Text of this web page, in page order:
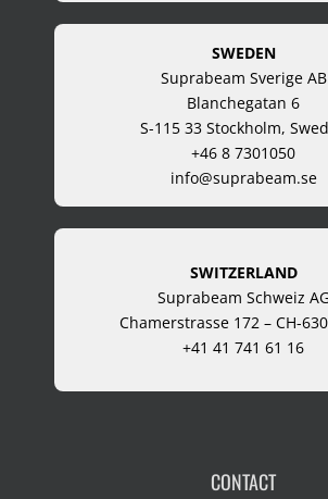
SWEDEN
Suprabeam Sverige AB
Blanchegatan 6
S-115 33 Stockholm,
+46 8 7301050
info@suprabeam.se
SWITZERLAND
Suprabeam Schweiz
Chamerstrasse 172 – CH-
+41 41 741 61 16
CONTACT